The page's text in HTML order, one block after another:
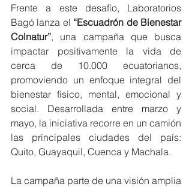
Frente a este desafío, Laboratorios
Bagó lanza el “Escuadrón de Bienestar
Colnatur”, una campaña que busca
impactar positivamente la vida de
cerca de 10.000 ecuatorianos,
promoviendo un enfoque integral del
bienestar físico, mental, emocional y
social. Desarrollada entre marzo y
mayo, la iniciativa recorre en un camión
las principales ciudades del país:
Quito, Guayaquil, Cuenca y Machala.
La campaña parte de una visión amplia